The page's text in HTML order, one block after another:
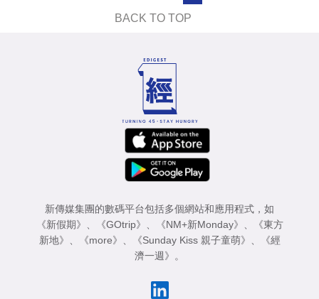
BACK TO TOP
新傳媒集團的數碼平台包括多個網站和應用程式，如
《新假期》 、 《GOtrip》 、 《NM+新Monday》 、
《東方
新地》 、 《more》 、 《Sunday Kiss 親子童萌》 、
《經
濟一週》 。